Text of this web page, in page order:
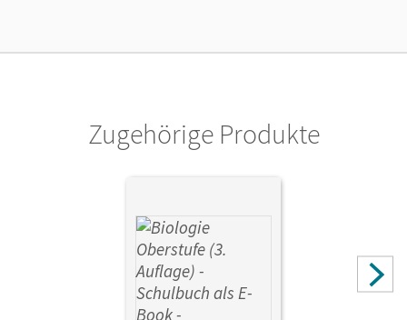
Esders, Stefanie; Kleesattel, Walter; Brott, Axel Björn;
Karl; Ahlswede, Heike; Meier, Andreas; Remy, André
Zugehörige Produkte